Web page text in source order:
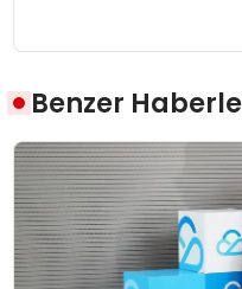
Benzer